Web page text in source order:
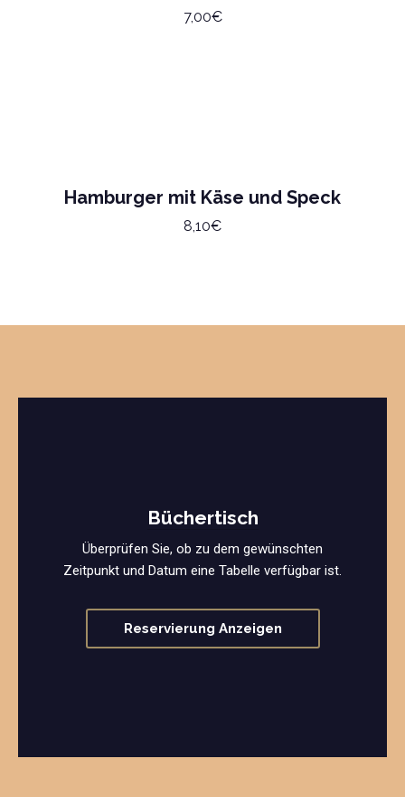
7,00€
Hamburger mit Käse und Speck
8,10€
Büchertisch
Überprüfen Sie, ob zu dem gewünschten
Zeitpunkt und Datum eine Tabelle verfügbar ist.
Reservierung Anzeigen